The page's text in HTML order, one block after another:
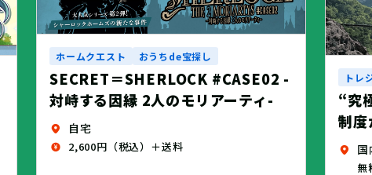
ホームクエスト おうちde宝探し
SECRET＝SHERLOCK #CASE02 -
対峙する因縁 2人のモリアーティ-
自宅
2,600円（税込）＋送料
トレ
“究
制度
無